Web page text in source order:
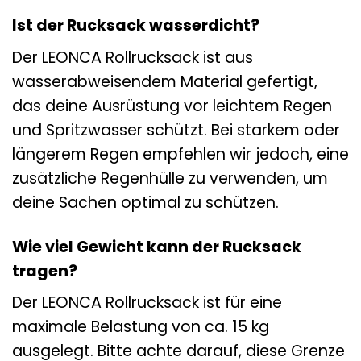
Ist der Rucksack wasserdicht?
Der LEONCA Rollrucksack ist aus
wasserabweisendem Material gefertigt,
das deine Ausrüstung vor leichtem Regen
und Spritzwasser schützt. Bei starkem oder
längerem Regen empfehlen wir jedoch, eine
zusätzliche Regenhülle zu verwenden, um
deine Sachen optimal zu schützen.
Wie viel Gewicht kann der Rucksack
tragen?
Der LEONCA Rollrucksack ist für eine
maximale Belastung von ca. 15 kg
ausgelegt. Bitte achte darauf, diese Grenze